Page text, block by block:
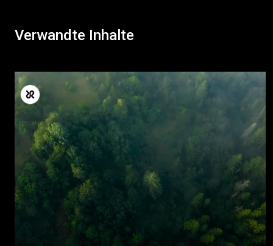
Verwandte Inhalte